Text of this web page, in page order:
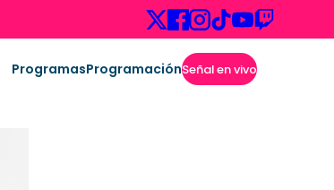
ProgramasProgramaciónSeñal en vivo